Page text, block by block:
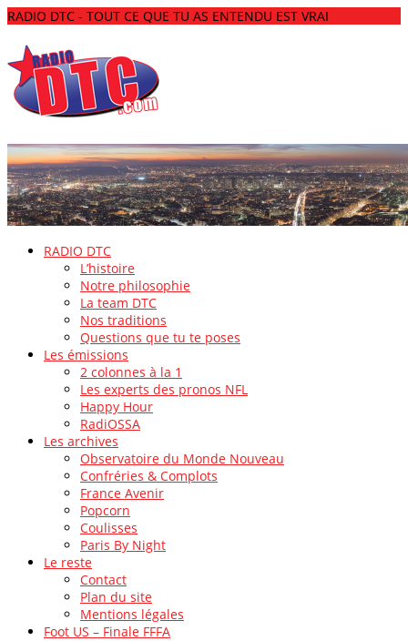
RADIO DTC - TOUT CE QUE TU AS ENTENDU EST VRAI
RADIO DTC
L’histoire
Notre philosophie
La team DTC
Nos traditions
Questions que tu te poses
Les émissions
2 colonnes à la 1
Les experts des pronos NFL
Happy Hour
RadiOSSA
Les archives
Observatoire du Monde Nouveau
Confréries & Complots
France Avenir
Popcorn
Coulisses
Paris By Night
Le reste
Contact
Plan du site
Mentions légales
Foot US – Finale FFFA